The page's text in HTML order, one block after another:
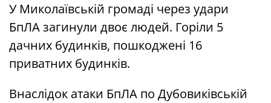
У Миколаївській громаді через удари
БпЛА загинули двоє людей. Горіли 5
дачних будинків, пошкоджені 16
приватних будинків.
Внаслідок атаки БпЛА по Дубовиківській